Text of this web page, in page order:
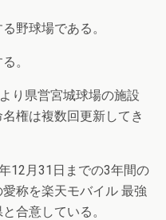
野球場である。
。
り県営宮城球場の施設
権は複数回更新してき
12月31日までの3年間の
称を楽天モバイル 最強
合意している。